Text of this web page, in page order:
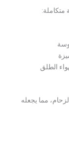
الطلق
مما يجعله